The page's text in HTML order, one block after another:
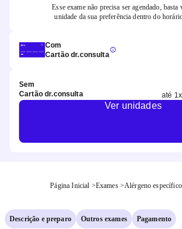
Esse exame não precisa ser agendado, basta
unidade da sua preferência dentro do
Com
Cartão dr.consulta
Sem
Cartão dr.consulta
até 1
Ver unidades
Página Inicial >Exames >Alérgeno
Descrição e preparo Outros exames Pagamento